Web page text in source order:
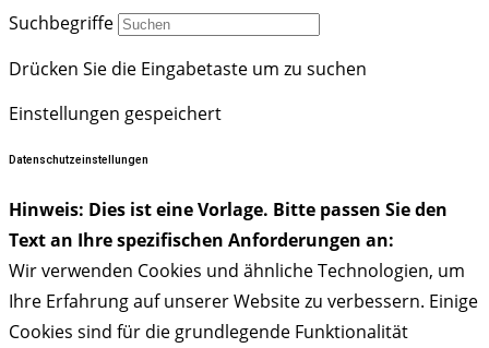
Suchbegriffe
Drücken Sie die Eingabetaste um zu suchen
Einstellungen gespeichert
Datenschutzeinstellungen
Hinweis: Dies ist eine Vorlage. Bitte passen Sie den
Text an Ihre spezifischen Anforderungen an:
Wir verwenden Cookies und ähnliche Technologien, um
Ihre Erfahrung auf unserer Website zu verbessern. Einige
Cookies sind für die grundlegende Funktionalität